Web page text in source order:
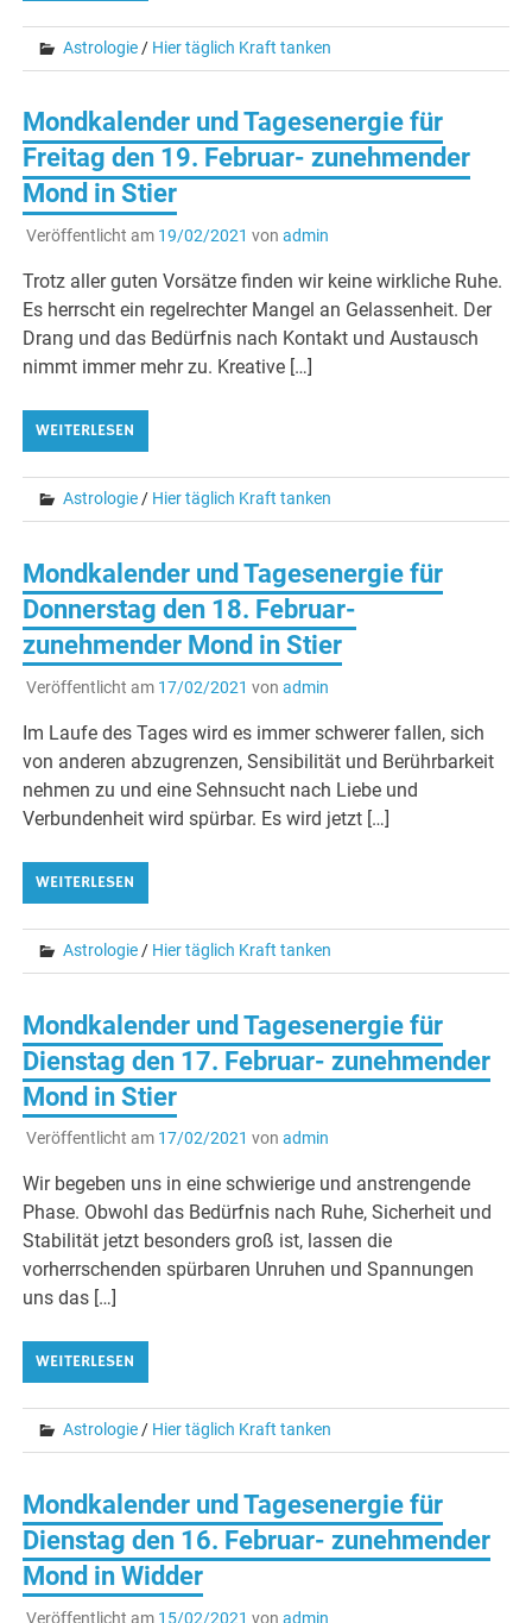
Astrologie / Hier täglich Kraft tanken
Mondkalender und Tagesenergie für
Freitag den 19. Februar- zunehmender
Mond in Stier
Veröffentlicht am 19/02/2021 von admin
Trotz aller guten Vorsätze finden wir keine wirkliche Ruhe.
Es herrscht ein regelrechter Mangel an Gelassenheit. Der
Drang und das Bedürfnis nach Kontakt und Austausch
nimmt immer mehr zu. Kreative […]
WEITERLESEN
Astrologie/ Hier täglich Kraft tanken
Mondkalender und Tagesenergie für
Donnerstag den 18. Februar-
zunehmender Mond in Stier
Veröffentlicht am 17/02/2021 von admin
Im Laufe des Tages wird es immer schwerer fallen, sich
von anderen abzugrenzen, Sensibilität und Berührbarkeit
nehmen zu und eine Sehnsucht nach Liebe und
Verbundenheit wird spürbar. Es wird jetzt […]
WEITERLESEN
Astrologie / Hier täglich Kraft tanken
Mondkalender und Tagesenergie für
Dienstag den 17. Februar- zunehmender
Mond in Stier
Veröffentlicht am 17/02/2021 von admin
Wir begeben uns in eine schwierige und anstrengende
Phase. Obwohl das Bedürfnis nach Ruhe, Sicherheit und
Stabilität jetzt besonders groß ist, lassen die
vorherrschenden spürbaren Unruhen und Spannungen
uns das […]
WEITERLESEN
Astrologie/ Hier täglich Kraft tanken
Mondkalender und Tagesenergie für
Dienstag den 16. Februar- zunehmender
Mond in Widder
Veröffentlicht am 15/02/2021 von admin